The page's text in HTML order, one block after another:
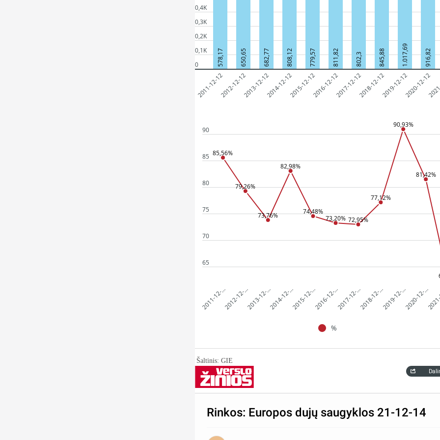
0,4K
0,3K
0,2K
0,1K
0
2011-12-122012-12-122013-12-122014-12-122015-12-122016-12-122017-12-122018-12-122019-12-122020-12-12
578,17 650,65 682,77 808,12 779,57 811,82 802,3 845,88 1.017,69 916,82
65
70
75
80
85
90
2011-12-…2012-12-…2013-12-…2014-12-…2015-12-…2016-12-…2017-12-…2018-12-…2019-12-…2020-12-…
85,56%
79,26%
73,76%
82,98%
74,48%
73,20% 72,95%
77,12%
90,93%
81,42%
%
Šaltinis: GIE
Rinkos: Europos dujų saugyklos 21-12-14